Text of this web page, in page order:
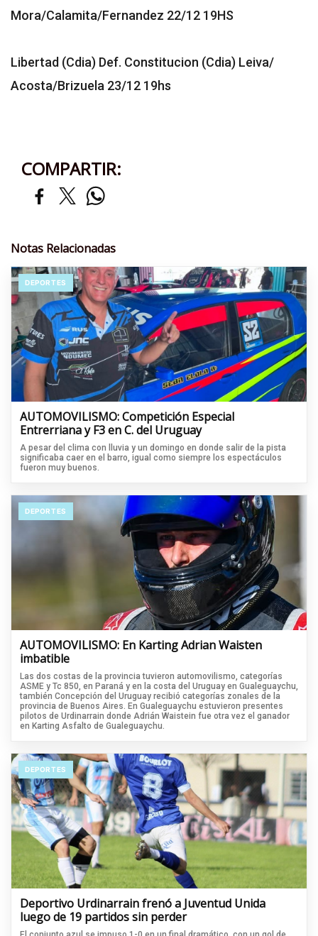
Mora/Calamita/Fernandez 22/12 19HS
Libertad (Cdia) Def. Constitucion (Cdia) Leiva/
Acosta/Brizuela 23/12 19hs
COMPARTIR:
Notas Relacionadas
DEPORTES
AUTOMOVILISMO: Competición Especial
Entrerriana y F3 en C. del Uruguay
A pesar del clima con lluvia y un domingo en donde salir de la pista
significaba caer en el barro, igual como siempre los espectáculos
fueron muy buenos.
DEPORTES
AUTOMOVILISMO: En Karting Adrian Waisten
imbatible
Las dos costas de la provincia tuvieron automovilismo, categorías
ASME y Tc 850, en Paraná y en la costa del Uruguay en Gualeguaychu,
también Concepción del Uruguay recibió categorías zonales de la
provincia de Buenos Aires. En Gualeguaychu estuvieron presentes
pilotos de Urdinarrain donde Adrián Waistein fue otra vez el ganador
en Karting Asfalto de Gualeguaychu.
DEPORTES
Deportivo Urdinarrain frenó a Juventud Unida
luego de 19 partidos sin perder